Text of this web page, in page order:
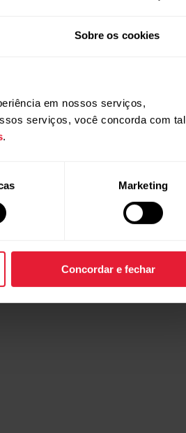
Sobre os cookies
em nossos serviços,
serviços, você concorda com tal
.
Marketing
Concordar e fechar